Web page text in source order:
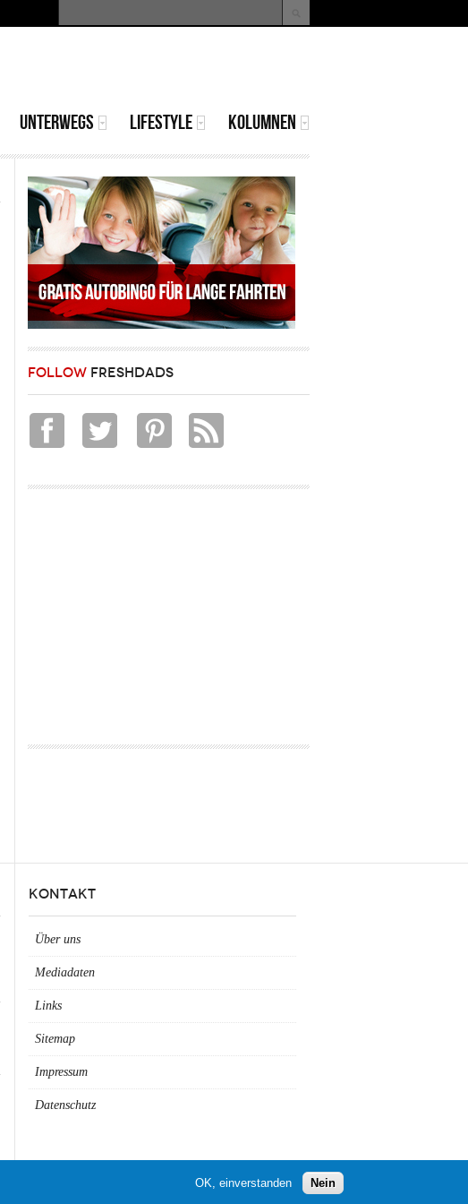
Suchformular
UNTERWEGS LIFESTYLE KOLUMNEN
FOLLOW FRESHDADS
KONTAKT
Über uns
Mediadaten
Links
Sitemap
Impressum
Datenschutz
OK, einverstanden Nein